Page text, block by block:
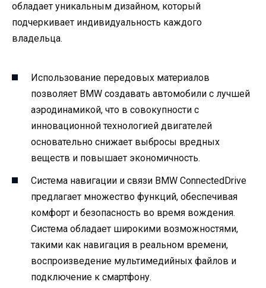
обладает уникальным дизайном, который
подчеркивает индивидуальность каждого
владельца.
Использование передовых материалов
позволяет BMW создавать автомобили с лучшей
аэродинамикой, что в совокупности с
инновационной технологией двигателей
основательно снижает выбросы вредных
веществ и повышает экономичность.
Система навигации и связи BMW ConnectedDrive
предлагает множество функций, обеспечивая
комфорт и безопасность во время вождения.
Система обладает широкими возможностями,
такими как навигация в реальном времени,
воспроизведение мультимедийных файлов и
подключение к смартфону.